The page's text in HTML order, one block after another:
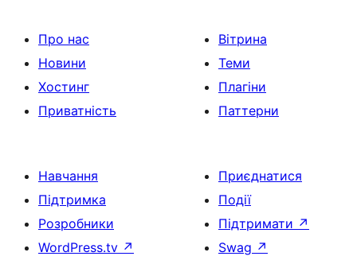
Про нас
Новини
Хостинг
Приватність
Вітрина
Теми
Плагіни
Паттерни
Навчання
Підтримка
Розробники
WordPress.tv ↗
Приєднатися
Події
Підтримати ↗
Swag ↗